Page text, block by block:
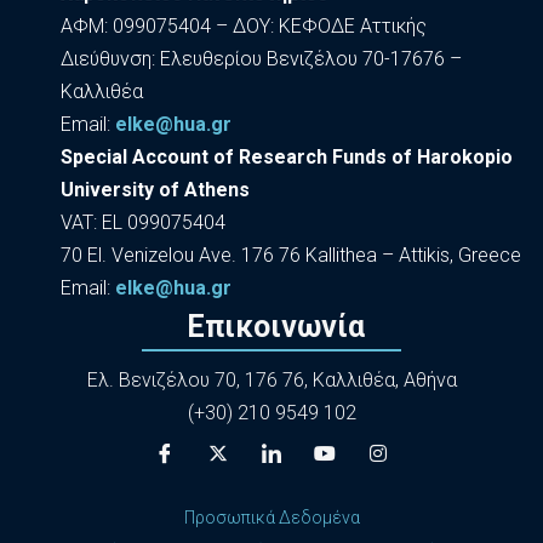
ΑΦΜ: 099075404 – ΔΟΥ: ΚΕΦΟΔΕ Αττικής
Διεύθυνση: Ελευθερίου Βενιζέλου 70-17676 –
Καλλιθέα
Εmail: elke@hua.gr
Special Account of Research Funds of Harokopio
University of Athens
VAT: EL 099075404
70 El. Venizelou Ave. 176 76 Kallithea – Attikis, Greece
Εmail: elke@hua.gr
Επικοινωνία
Ελ. Βενιζέλου 70, 176 76, Καλλιθέα, Αθήνα
(+30) 210 9549 102
Προσωπικά Δεδομένα